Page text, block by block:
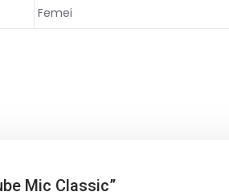
Femei
Mic Classic”